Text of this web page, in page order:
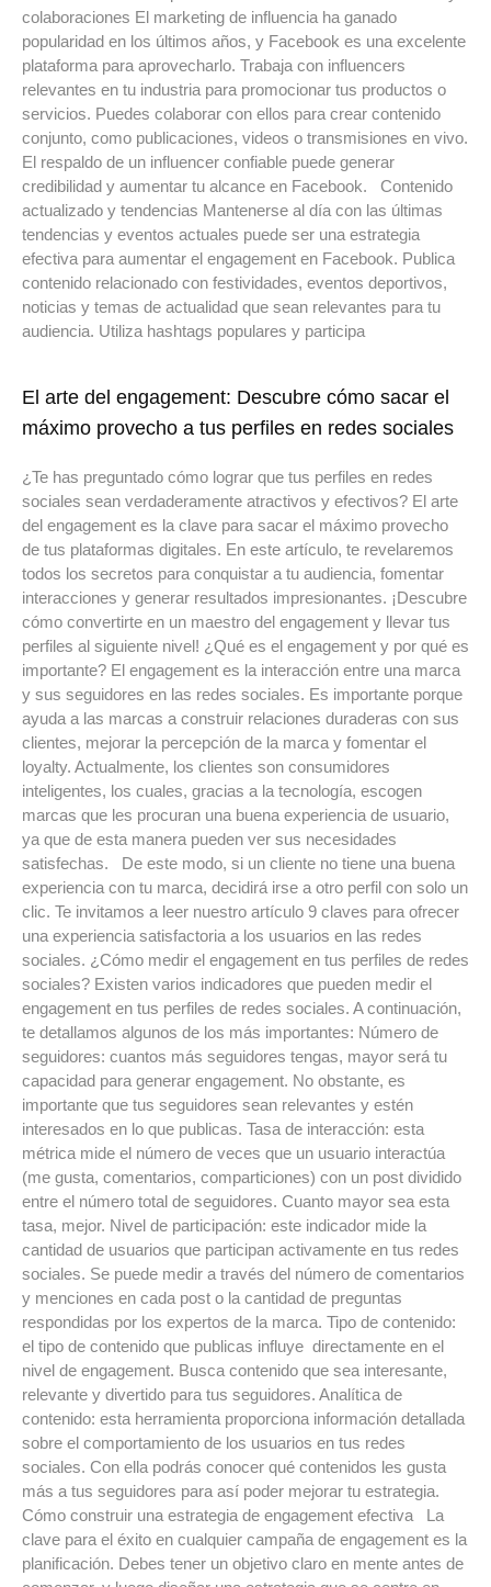
colaboraciones El marketing de influencia ha ganado
popularidad en los últimos años, y Facebook es una excelente
plataforma para aprovecharlo. Trabaja con influencers
relevantes en tu industria para promocionar tus productos o
servicios. Puedes colaborar con ellos para crear contenido
conjunto, como publicaciones, videos o transmisiones en vivo.
El respaldo de un influencer confiable puede generar
credibilidad y aumentar tu alcance en Facebook. Contenido
actualizado y tendencias Mantenerse al día con las últimas
tendencias y eventos actuales puede ser una estrategia
efectiva para aumentar el engagement en Facebook. Publica
contenido relacionado con festividades, eventos deportivos,
noticias y temas de actualidad que sean relevantes para tu
audiencia. Utiliza hashtags populares y participa
El arte del engagement: Descubre cómo sacar el
máximo provecho a tus perfiles en redes sociales
¿Te has preguntado cómo lograr que tus perfiles en redes
sociales sean verdaderamente atractivos y efectivos? El arte
del engagement es la clave para sacar el máximo provecho
de tus plataformas digitales. En este artículo, te revelaremos
todos los secretos para conquistar a tu audiencia, fomentar
interacciones y generar resultados impresionantes. ¡Descubre
cómo convertirte en un maestro del engagement y llevar tus
perfiles al siguiente nivel! ¿Qué es el engagement y por qué es
importante? El engagement es la interacción entre una marca
y sus seguidores en las redes sociales. Es importante porque
ayuda a las marcas a construir relaciones duraderas con sus
clientes, mejorar la percepción de la marca y fomentar el
loyalty. Actualmente, los clientes son consumidores
inteligentes, los cuales, gracias a la tecnología, escogen
marcas que les procuran una buena experiencia de usuario,
ya que de esta manera pueden ver sus necesidades
satisfechas. De este modo, si un cliente no tiene una buena
experiencia con tu marca, decidirá irse a otro perfil con solo un
clic. Te invitamos a leer nuestro artículo 9 claves para ofrecer
una experiencia satisfactoria a los usuarios en las redes
sociales. ¿Cómo medir el engagement en tus perfiles de redes
sociales? Existen varios indicadores que pueden medir el
engagement en tus perfiles de redes sociales. A continuación,
te detallamos algunos de los más importantes: Número de
seguidores: cuantos más seguidores tengas, mayor será tu
capacidad para generar engagement. No obstante, es
importante que tus seguidores sean relevantes y estén
interesados en lo que publicas. Tasa de interacción: esta
métrica mide el número de veces que un usuario interactúa
(me gusta, comentarios, comparticiones) con un post dividido
entre el número total de seguidores. Cuanto mayor sea esta
tasa, mejor. Nivel de participación: este indicador mide la
cantidad de usuarios que participan activamente en tus redes
sociales. Se puede medir a través del número de comentarios
y menciones en cada post o la cantidad de preguntas
respondidas por los expertos de la marca. Tipo de contenido:
el tipo de contenido que publicas influye directamente en el
nivel de engagement. Busca contenido que sea interesante,
relevante y divertido para tus seguidores. Analítica de
contenido: esta herramienta proporciona información detallada
sobre el comportamiento de los usuarios en tus redes
sociales. Con ella podrás conocer qué contenidos les gusta
más a tus seguidores para así poder mejorar tu estrategia.
Cómo construir una estrategia de engagement efectiva La
clave para el éxito en cualquier campaña de engagement es la
planificación. Debes tener un objetivo claro en mente antes de